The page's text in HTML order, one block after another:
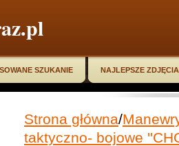
SZUKANIE NAJLEPSZE ZDJĘCIA
Strona główna/
taktyczno- bojowe